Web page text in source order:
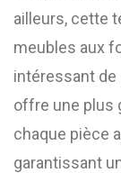
ailleurs, cette
meubles aux
intéressant de
offre une plus
chaque pièce
garantissant